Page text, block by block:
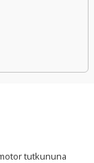
tutkununa